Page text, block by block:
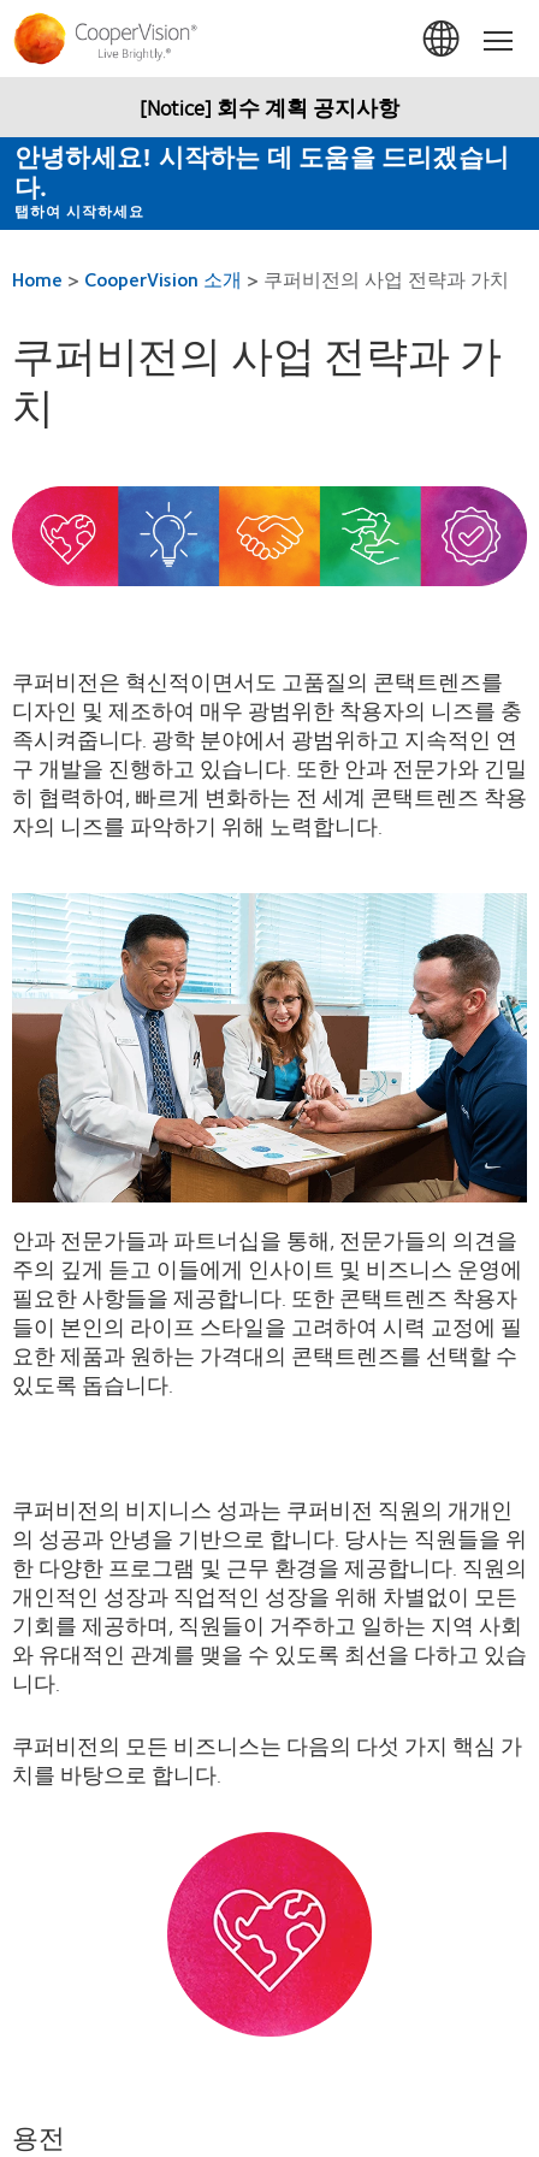
요
콘
텐
건
너
뛰
기
[Notice] 회수 계획 공지사항
안녕하세요! 시작하는 데 도움을 드리겠습니
다.
탭하여 시작하세요
Home > CooperVision 소개 > 쿠퍼비전의 사업 전략과 가치
쿠퍼비전의 사업 전략과 가
치
쿠퍼비전은 혁신적이면서도 고품질의 콘택트렌즈를
디자인 및 제조하여 매우 광범위한 착용자의 니즈를 충
족시켜줍니다. 광학 분야에서 광범위하고 지속적인 연
구 개발을 진행하고 있습니다. 또한 안과 전문가와 긴밀
히 협력하여, 빠르게 변화하는 전 세계 콘택트렌즈 착용
자의 니즈를 파악하기 위해 노력합니다.
안과 전문가들과 파트너십을 통해, 전문가들의 의견을
주의 깊게 듣고 이들에게 인사이트 및 비즈니스 운영에
필요한 사항들을 제공합니다. 또한 콘택트렌즈 착용자
들이 본인의 라이프 스타일을 고려하여 시력 교정에 필
요한 제품과 원하는 가격대의 콘택트렌즈를 선택할 수
있도록 돕습니다.
쿠퍼비전의 비지니스 성과는 쿠퍼비전 직원의 개개인
의 성공과 안녕을 기반으로 합니다. 당사는 직원들을 위
한 다양한 프로그램 및 근무 환경을 제공합니다. 직원의
개인적인 성장과 직업적인 성장을 위해 차별없이 모든
기회를 제공하며, 직원들이 거주하고 일하는 지역 사회
와 유대적인 관계를 맺을 수 있도록 최선을 다하고 있습
니다.
쿠퍼비전의 모든 비즈니스는 다음의 다섯 가지 핵심 가
치를 바탕으로 합니다.
용전